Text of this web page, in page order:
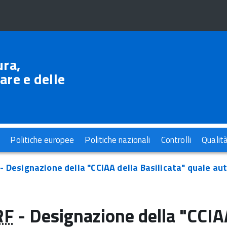
e delle
Politiche europee Politiche nazionali Controlli
- Designazione della "CCIAA della Basilicata" quale
- Designazione della